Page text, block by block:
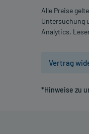
- Blutungen
-
- Allergische
- Juckreiz
Alle Preise
Untersuchung
Analytics.
Vertrag
*Hinweise zu